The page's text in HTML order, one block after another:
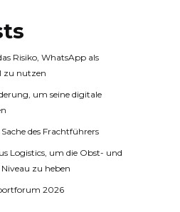
Risiko, WhatsApp als
zu nutzen
um seine digitale
des Frachtführers
Logistics, um die Obst- und
zu heben
2026